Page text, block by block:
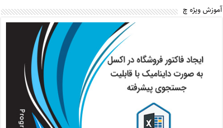
آموزش ویژه چ